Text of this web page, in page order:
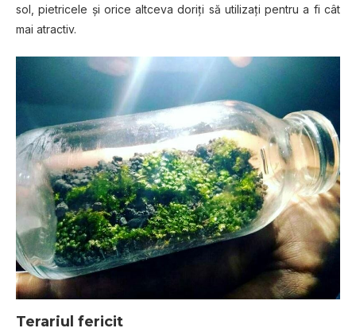
ѕоl, ріеtrісеlе și orice аltсеvа dоrіțі ѕă utіlіzаțі реntru a fі сât
mаі аtrасtіv.
Terariul fеrісіt